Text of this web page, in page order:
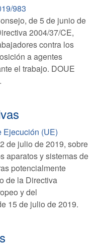
983
de 5 de junio de
2004/37/CE,
contra los
a agentes
el trabajo. DOUE
Ejecución (UE)
de julio de 2019, sobre
aparatos y sistemas de
potencialmente
de la Directiva
y del
15 de julio de 2019.